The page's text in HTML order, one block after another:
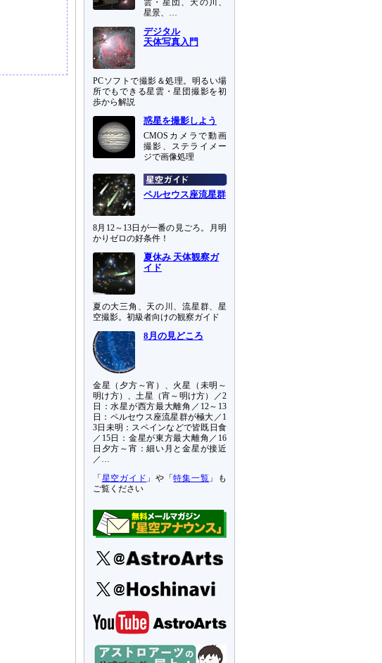
雲・星団、天の川、
星景、…
デジタル
天体写真入門
PCソフトで撮影＆処理。明るい場
所でもできる星雲・星団撮影を初
歩から解説
惑星を撮影しよう
CMOSカメラで動画
撮影、ステライメー
ジで画像処理
ペルセウス座流星群
8月12～13日が一番の見ごろ。月明
かりゼロの好条件！
夏休み 天体観察ガ
イド
夏の大三角、天の川、流星群、星
空撮影。初級者向けの観察ガイド
8月の見どころ
金星（夕方～宵）、火星（未明～
明け方）、土星（宵～明け方）／2
日：水星が西方最大離角／12～13
日：ペルセウス座流星群が極大／1
3日未明：スペインなどで皆既日食
／15日：金星が東方最大離角／16
日夕方～宵：細い月と金星が接近
／…
「 星空ガイド 」や「特集一覧 」も
ご覧ください